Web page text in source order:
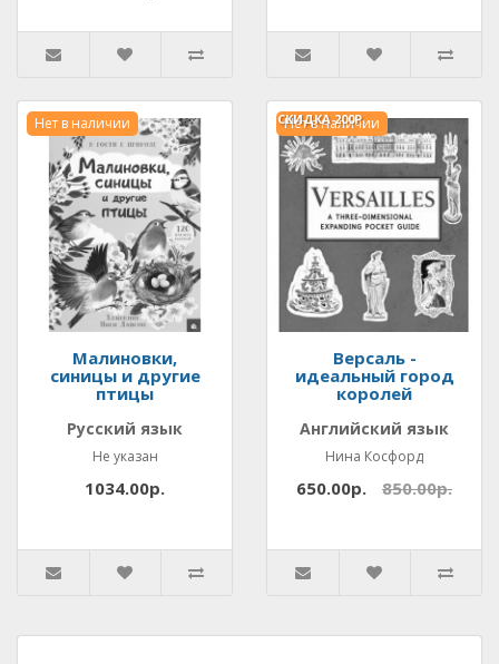
Нет в наличии
Малиновки,
синицы и другие
птицы
Русский язык
Не указан
1034.00р.
Нет в наличии
Версаль -
идеальный город
королей
Английский язык
Нина Косфорд
СКИДКА200Р.
650.00р. 850.00р.